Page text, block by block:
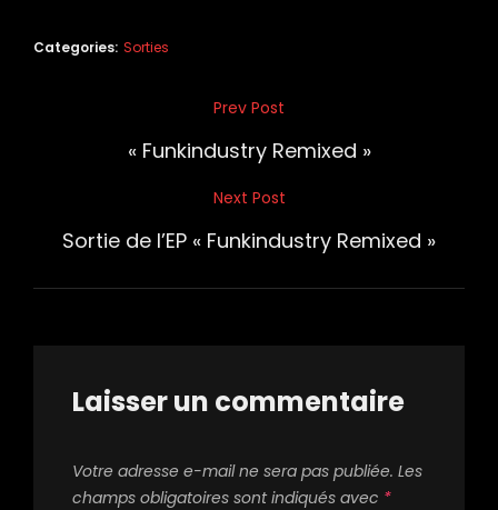
Categories: Sorties
Prev Post
« Funkindustry Remixed »
Post
Next Post
Sortie de l’EP « Funkindustry Remixed »
Laisser un commentaire
Votre adresse e-mail ne sera pas publiée. Les
champs obligatoires sont indiqués avec *